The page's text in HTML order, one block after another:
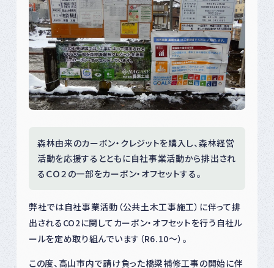
森林由来のカーボン・クレジットを購入し、森林経営
活動を応援するとともに自社事業活動から排出され
るＣＯ２の一部をカーボン・オフセットする。
弊社では自社事業活動（公共土木工事施工）に伴って排
出されるCO2に関してカーボン・オフセットを行う自社ル
ールを定め取り組んでいます（R6.10～）。
この度、高山市内で請け負った橋梁補修工事の開始に伴